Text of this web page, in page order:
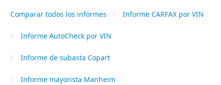
Comparar todos los informes Informe CARFAX por VIN
Informe AutoCheck por VIN
Informe de subasta Copart
Informe mayorista Manheim